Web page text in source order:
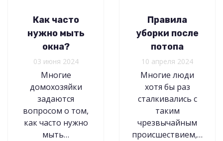
Как часто
нужно мыть
окна?
03 июня 2024
Многие
домохозяйки
задаются
вопросом о том,
как часто нужно
мыть…
Правила
уборки после
потопа
10 апреля 2024
Многие люди
хотя бы раз
сталкивались с
таким
чрезвычайным
происшествием,…